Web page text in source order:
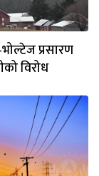
प्रसारण
विरोध